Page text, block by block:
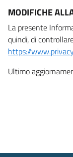
MODIFICHE
La presente
quindi, di
https://
Ultimo